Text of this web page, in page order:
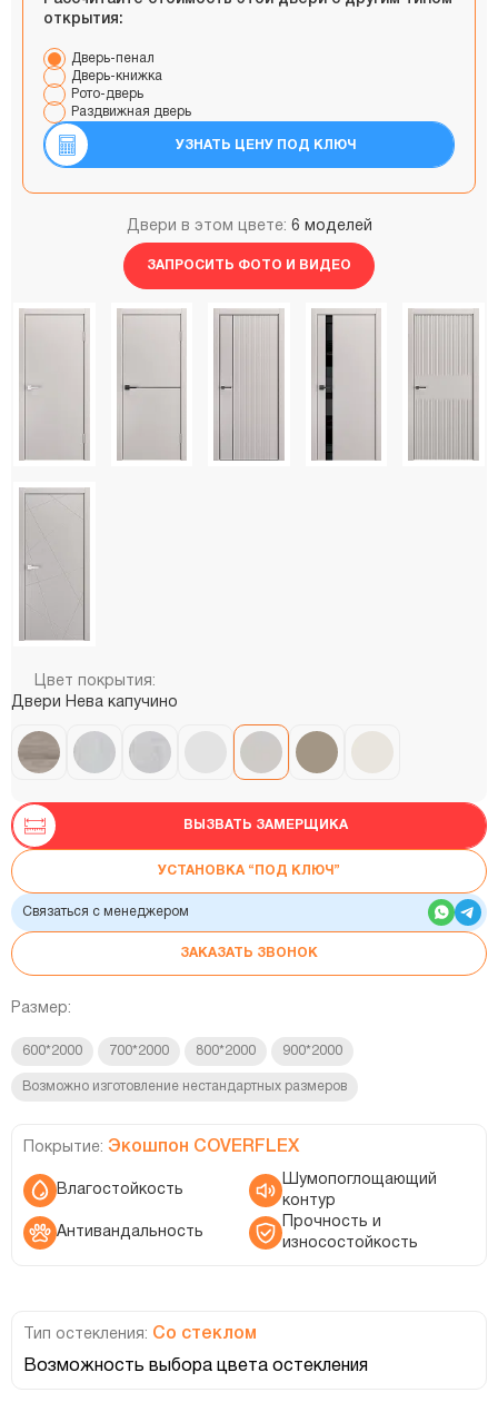
открытия:
Дверь-пенал
Дверь-книжка
Рото-дверь
Раздвижная дверь
УЗНАТЬ ЦЕНУ ПОД КЛЮЧ
Двери в этом цвете: 6 моделей
ЗАПРОСИТЬ ФОТО И ВИДЕО
Цвет покрытия:
Двери Нева капучино
ВЫЗВАТЬ ЗАМЕРЩИКА
УСТАНОВКА “ПОД КЛЮЧ”
Связаться с менеджером
ЗАКАЗАТЬ ЗВОНОК
Размер:
600*2000 700*2000 800*2000 900*2000
Возможно изготовление нестандартных размеров
Покрытие: Экошпон COVERFLEX
Влагостойкость
Шумопоглощающий
контур
Антивандальность
Прочность и
износостойкость
Тип остекления: Со стеклом
Возможность выбора цвета остекления